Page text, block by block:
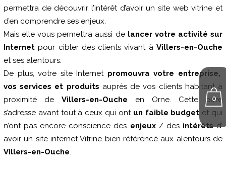
0
permettra de découvrir l’intérêt d’avoir un site web vitrine et
d’en comprendre ses enjeux.
Mais elle vous permettra aussi de lancer votre activité sur
Internet pour cibler des clients vivant à Villers-en-Ouche
et ses alentours.
De plus, votre site Internet promouvra votre entreprise,
vos services et produits auprès de vos clients habitant à
proximité de Villers-en-Ouche en Orne. Cette offre
s’adresse avant tout à ceux qui ont un faible budget et qui
n’ont pas encore conscience des enjeux/ des intérêtsd’
avoir un site internet Vitrine bien référencé aux alentours de
Villers-en-Ouche.